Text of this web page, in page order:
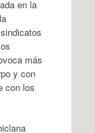
en la
más
y con
con los